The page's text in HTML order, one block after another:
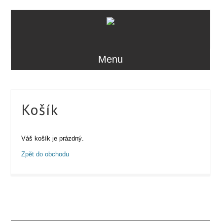
Menu
Košík
Váš košík je prázdný.
Zpět do obchodu